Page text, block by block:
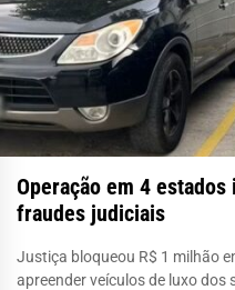
Operação em 4
fraudes judiciais
Justiça bloqueou R$ 1 milhão
apreender veículos de luxo dos